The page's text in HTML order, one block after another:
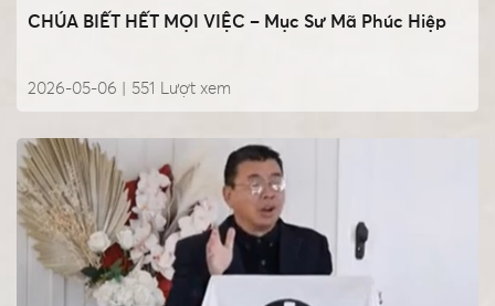
CHÚA BIẾT HẾT MỌI VIỆC – Mục Sư Mã Phúc Hiệp
2026-05-06 | Lượt xem
551